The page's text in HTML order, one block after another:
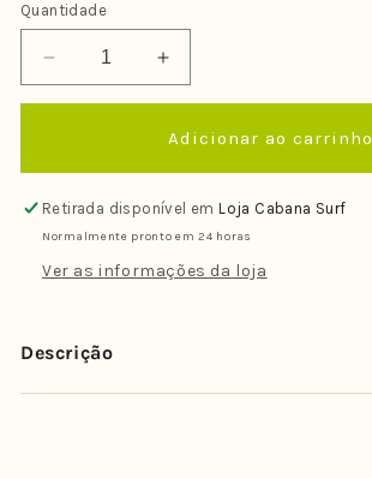
Quantidade
Diminuir
a
Short
Rip
Curl
Down
2/2mm
Back
Zip
Aumentar
a
de
Short
Rip
Curl
Down
Zip
Adicionar ao carrinho
Retirada disponível emLoja Cabana Surf
Normalmente pronto em 24 horas
Ver as informações da loja
Descrição